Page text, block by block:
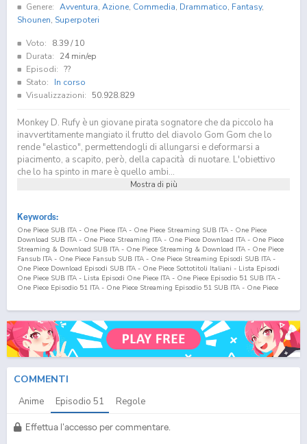
Genere: Avventura, Azione, Commedia, Drammatico, Fantasy,
Shounen, Superpoteri
Voto: 8.39/ 10
Durata:
24 min/ep
Episodi: ??
Stato:
In corso
Visualizzazioni:
50.928.829
Monkey D. Rufy è un giovane pirata sognatore che da piccolo ha
inavvertitamente mangiato il frutto del diavolo Gom Gom che lo
rende "elastico", permettendogli di allungarsi e deformarsi a
piacimento, a scapito, però, della capacità di nuotare. L'obiettivo
che lo ha spinto in mare è quello ambi...
Mostra di più
Keywords:
One Piece SUB ITA - One Piece ITA - One Piece Streaming SUB ITA - One Piece
Download SUB ITA - One Piece Streaming ITA - One Piece Download ITA - One Piece
Streaming & Download SUB ITA - One Piece Streaming & Download ITA - One Piece
Fansub ITA - One Piece Fansub SUB ITA - One Piece Streaming Episodi SUB ITA -
One Piece Download Episodi SUB ITA - One Piece Sottotitoli Italiani - Lista Episodi
One Piece SUB ITA - Lista Episodi One Piece ITA - One Piece Episodio 51 SUB ITA -
One Piece Episodio 51 ITA - One Piece Streaming Episodio 51 SUB ITA - One Piece
COMMENTI
Anime Episodio 51 Regole
Effettua l'accesso per commentare.